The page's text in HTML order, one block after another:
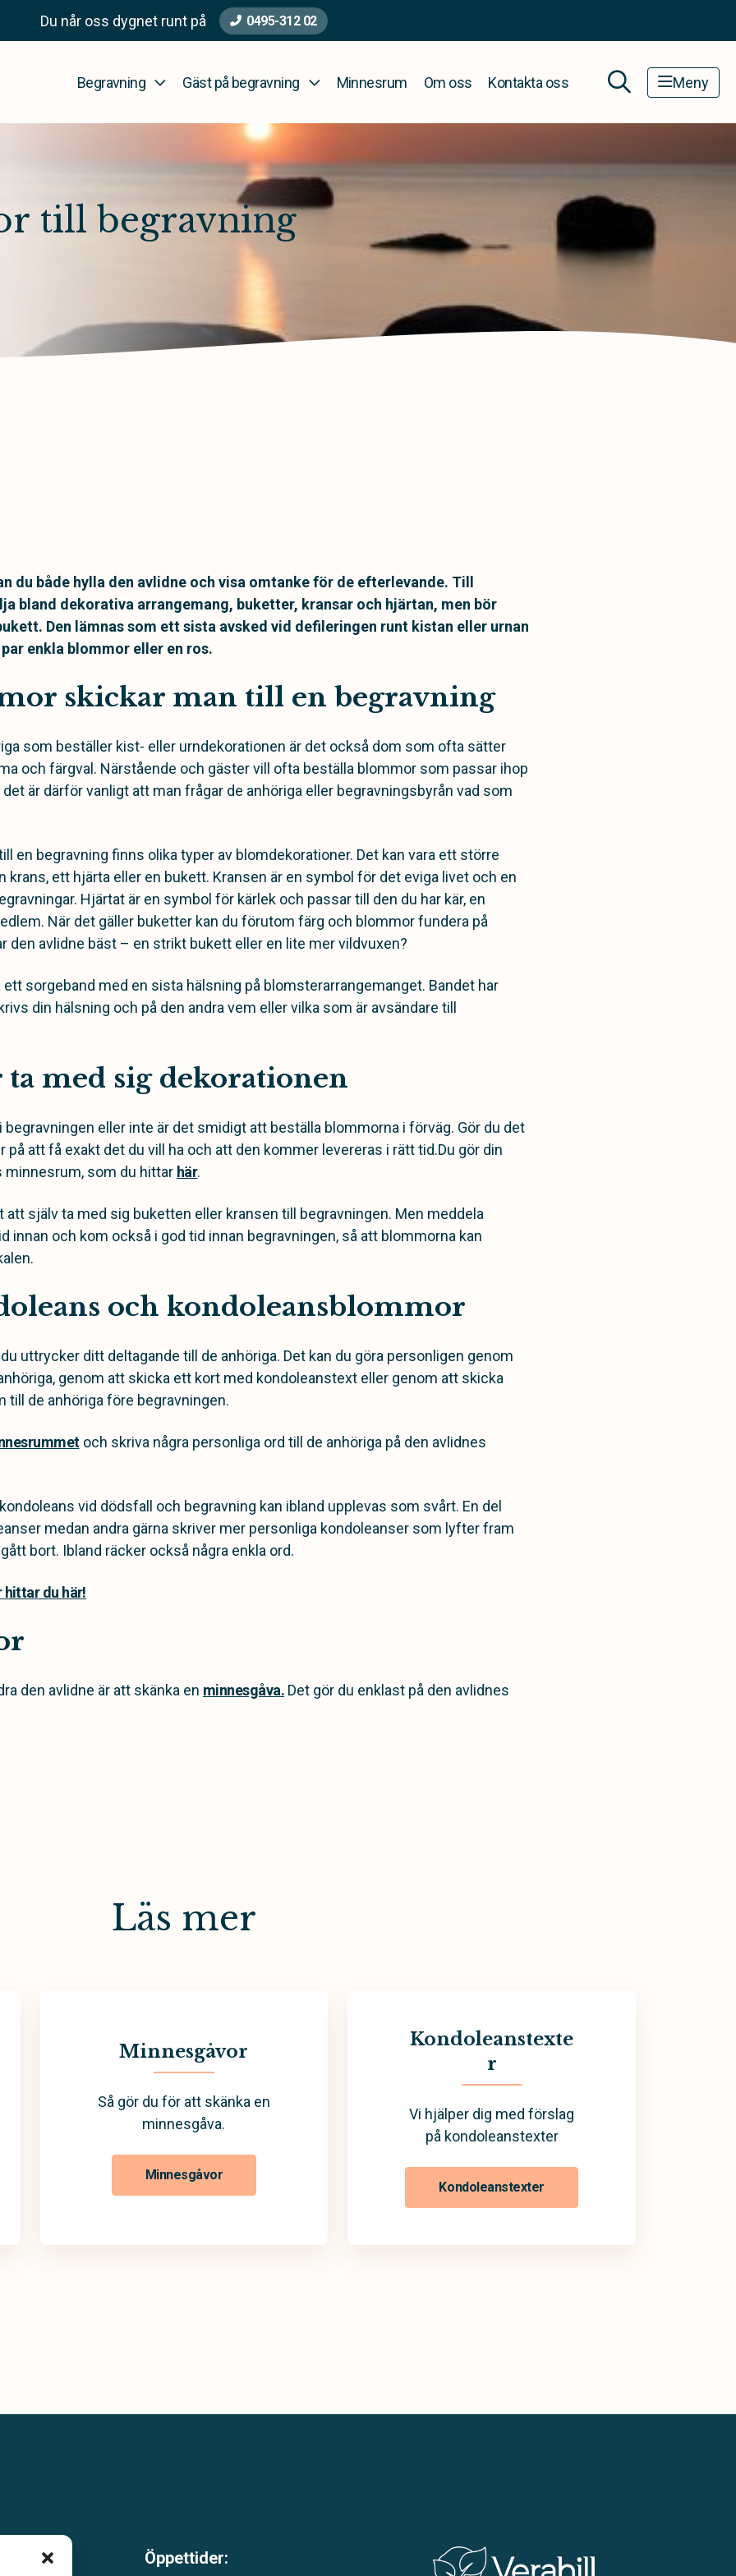
Du når oss dygnet runt på 0495-312 02
Begravning Gäst på begravning Minnesrum Om oss Kontakta oss Meny
till begravning
du både hylla den avlidne och visa omtanke för de efterlevande. Till
bland dekorativa arrangemang, buketter, kransar och hjärtan, men bör
Den lämnas som ett sista avsked vid defileringen runt kistan eller urnan
enkla blommor eller en ros.
skickar man till en begravning
som beställer kist- eller urndekorationen är det också dom som ofta sätter
och färgval. Närstående och gäster vill ofta beställa blommor som passar ihop
är därför vanligt att man frågar de anhöriga eller begravningsbyrån vad som
en begravning finns olika typer av blomdekorationer. Det kan vara ett större
krans, ett hjärta eller en bukett. Kransen är en symbol för det eviga livet och en
Hjärtat är en symbol för kärlek och passar till den du har kär, en
När det gäller buketter kan du förutom färg och blommor fundera på
den avlidne bäst – en strikt bukett eller en lite mer vildvuxen?
sorgeband med en sista hälsning på blomsterarrangemanget. Bandet har
din hälsning och på den andra vem eller vilka som är avsändare till
med sig dekorationen
begravningen eller inte är det smidigt att beställa blommorna i förväg. Gör du det
på att få exakt det du vill ha och att den kommer levereras i rätt tid.Du gör din
minnesrum, som du hittar här.
att själv ta med sig buketten eller kransen till begravningen. Men meddela
innan och kom också i god tid innan begravningen, så att blommorna kan
och kondoleansblommor
uttrycker ditt deltagande till de anhöriga. Det kan du göra personligen genom
genom att skicka ett kort med kondoleanstext eller genom att skicka
till de anhöriga före begravningen.
och skriva några personliga ord till de anhöriga på den avlidnes
vid dödsfall och begravning kan ibland upplevas som svårt. En del
medan andra gärna skriver mer personliga kondoleanser som lyfter fram
bort. Ibland räcker också några enkla ord.
du här!
den avlidne är att skänka en minnesgåva. Det gör du enklast på den avlidnes
Läs mer
Minnesgåvor
Så gör du för att skänka en
minnesgåva.
Minnesgåvor
Kondoleanstexte
r
Vi hjälper dig med förslag
på kondoleanstexter
Kondoleanstexter
Öppettider: